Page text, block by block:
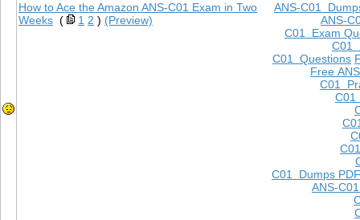
ANS-C01
ANS-
C01 Exam
C01
C01 Questions
Free
C01
C01
C01 Dumps PDF
ANS-
How to Ace the Amazon ANS-C01 Exam in Two
Weeks ( 1 2 ) (Preview)